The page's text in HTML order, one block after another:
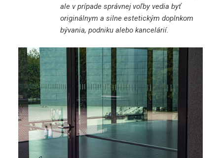
ale v prípade správnej voľby vedia byť
originálnym a silne estetickým doplnkom
bývania, podniku alebo kancelárií.